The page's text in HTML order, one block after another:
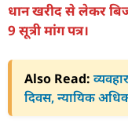
धान खरीद से लेकर
9 सूत्री मांग पत्र।
Also Read:
दिवस, न्यायिक